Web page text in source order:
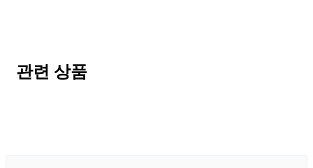
관련 상품